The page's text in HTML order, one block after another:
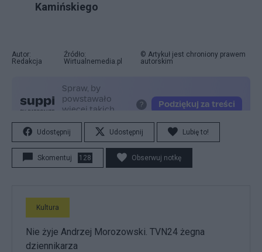
Kamińskiego
Autor:
Redakcja
Źródło:
Wirtualnemedia.pl
© Artykuł jest chroniony prawem
autorskim
Udostępnij Udostępnij Lubię to!
Skomentuj 128 Obserwuj notkę
Kultura
Nie żyje Andrzej Morozowski. TVN24 żegna
dziennikarza